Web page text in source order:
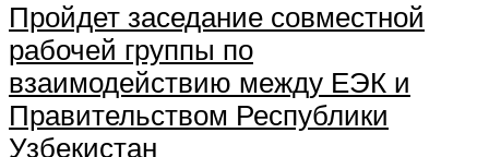
Пройдет заседание совместной
рабочей группы по
взаимодействию между ЕЭК и
Правительством Республики
Узбекистан